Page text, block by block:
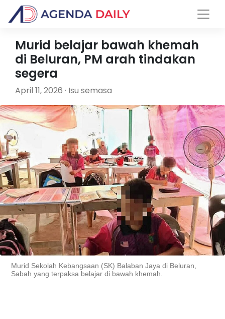
Murid belajar bawah khemah
di Beluran, PM arah tindakan
segera
April 11, 2026 · Isu semasa
Murid Sekolah Kebangsaan (SK) Balaban Jaya di Beluran,
Sabah yang terpaksa belajar di bawah khemah.